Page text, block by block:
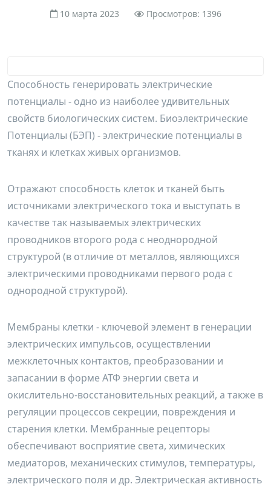
10 марта 2023 Просмотров: 1396
Способность генерировать электрические
потенциалы - одно из наиболее удивительных
свойств биологических систем. Биоэлектрические
Потенциалы (БЭП) - электрические потенциалы в
тканях и клетках живых организмов.
Отражают способность клеток и тканей быть
источниками электрического тока и выступать в
качестве так называемых электрических
проводников второго рода с неоднородной
структурой (в отличие от металлов, являющихся
электрическими проводниками первого рода с
однородной структурой).
Мембраны клетки - ключевой элемент в генерации
электрических импульсов, осуществлении
межклеточных контактов, преобразовании и
запасании в форме АТФ энергии света и
окислительно-восстановительных реакций, а также в
регуляции процессов секреции, повреждения и
старения клетки. Мембранные рецепторы
обеспечивают восприятие света, химических
медиаторов, механических стимулов, температуры,
электрического поля и др. Электрическая активность